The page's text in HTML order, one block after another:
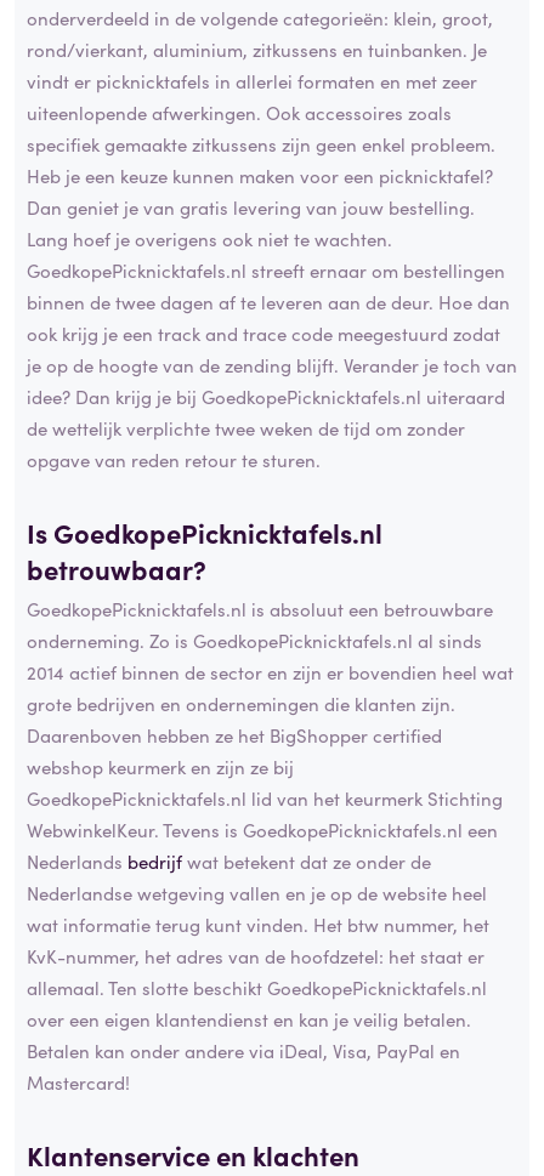
onderverdeeld in de volgende categorieën: klein, groot,
rond/vierkant, aluminium, zitkussens en tuinbanken. Je
vindt er picknicktafels in allerlei formaten en met zeer
uiteenlopende afwerkingen. Ook accessoires zoals
specifiek gemaakte zitkussens zijn geen enkel probleem.
Heb je een keuze kunnen maken voor een picknicktafel?
Dan geniet je van gratis levering van jouw bestelling.
Lang hoef je overigens ook niet te wachten.
GoedkopePicknicktafels.nl streeft ernaar om bestellingen
binnen de twee dagen af te leveren aan de deur. Hoe dan
ook krijg je een track and trace code meegestuurd zodat
je op de hoogte van de zending blijft. Verander je toch van
idee? Dan krijg je bij GoedkopePicknicktafels.nl uiteraard
de wettelijk verplichte twee weken de tijd om zonder
opgave van reden retour te sturen.
Is GoedkopePicknicktafels.nl
betrouwbaar?
GoedkopePicknicktafels.nl is absoluut een betrouwbare
onderneming. Zo is GoedkopePicknicktafels.nl al sinds
2014 actief binnen de sector en zijn er bovendien heel wat
grote bedrijven en ondernemingen die klanten zijn.
Daarenboven hebben ze het BigShopper certified
webshop keurmerk en zijn ze bij
GoedkopePicknicktafels.nl lid van het keurmerk Stichting
WebwinkelKeur. Tevens is GoedkopePicknicktafels.nl een
Nederlands bedrijfwat betekent dat ze onder de
Nederlandse wetgeving vallen en je op de website heel
wat informatie terug kunt vinden. Het btw nummer, het
KvK-nummer, het adres van de hoofdzetel: het staat er
allemaal. Ten slotte beschikt GoedkopePicknicktafels.nl
over een eigen klantendienst en kan je veilig betalen.
Betalen kan onder andere via iDeal, Visa, PayPal en
Mastercard!
Klantenservice en klachten